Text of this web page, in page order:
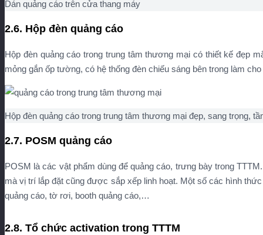
Dán quảng cáo trên cửa thang máy
2.6. Hộp đèn quảng cáo
Hộp đèn quảng cáo trong trung tâm thương mại có thiết kế đẹp
mỏng gắn ốp tường, có hệ thống đèn chiếu sáng bên trong làm
Hộp đèn quảng cáo trong trung tâm thương mại đẹp, sang trọng,
2.7. POSM quảng cáo
POSM là các vật phẩm dùng để quảng cáo, trưng bày trong
mà vị trí lắp đặt cũng được sắp xếp linh hoạt. Một số các hình
quảng cáo, tờ rơi, booth quảng cáo,…
2.8. Tổ chức activation trong TTTM